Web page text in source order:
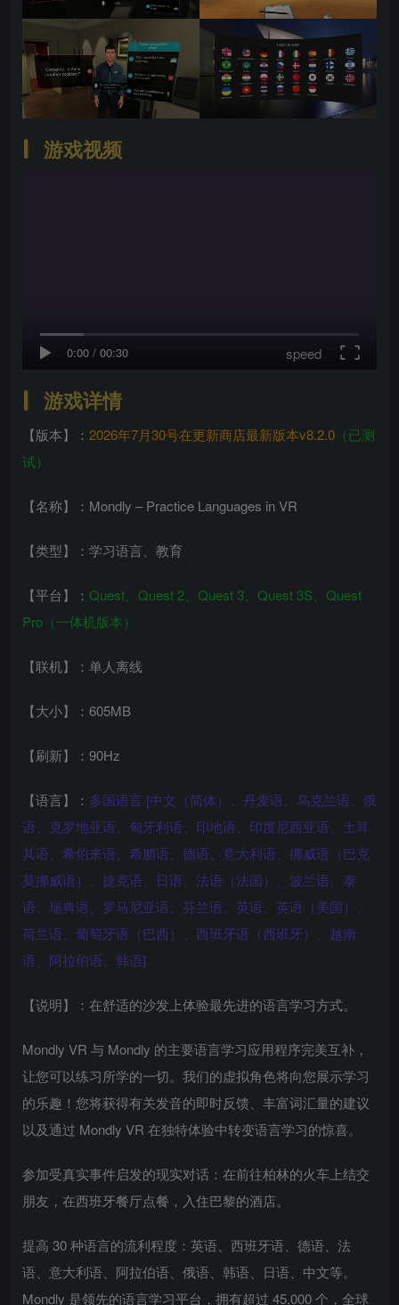
游戏视频
0:00 / 00:30 speed
游戏详情
【版本】： 2026年7月30号在更新商店最新版本v8.2.0 （已测
试）
【名称】：Mondly – Practice Languages in VR
【类型】：学习语言、教育
【平台】： Quest、Quest 2、Quest 3、 Quest 3S、 Quest
Pro（一体机版本）
【联机】：单人离线
【大小】：605MB
【刷新】：90Hz
【语言】： 多国语言 [中文（简体）、丹麦语、乌克兰语、俄
语、克罗地亚语、匈牙利语、印地语、印度尼西亚语、土耳
其语、希伯来语、希腊语、德语、意大利语、挪威语（巴克
莫挪威语）、捷克语、日语、法语（法国）、波兰语、泰
语、瑞典语、罗马尼亚语、芬兰语、英语、英语（美国）、
荷兰语、葡萄牙语（巴西）、西班牙语（西班牙）、越南
语、阿拉伯语、韩语]
【说明】：在舒适的沙发上体验最先进的语言学习方式。
Mondly VR 与 Mondly 的主要语言学习应用程序完美互补，
让您可以练习所学的一切。我们的虚拟角色将向您展示学习
的乐趣！您将获得有关发音的即时反馈、丰富词汇量的建议
以及通过 Mondly VR 在独特体验中转变语言学习的惊喜。
参加受真实事件启发的现实对话：在前往柏林的火车上结交
朋友，在西班牙餐厅点餐，入住巴黎的酒店。
提高 30 种语言的流利程度：英语、西班牙语、德语、法
语、意大利语、阿拉伯语、俄语、韩语、日语、中文等。
Mondly 是领先的语言学习平台，拥有超过 45,000 个，全球